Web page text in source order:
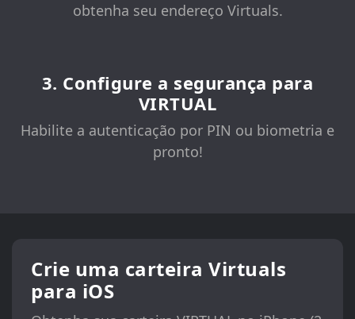
obtenha seu endereço Virtuals.
3. Configure a segurança para
VIRTUAL
Habilite a autenticação por PIN ou biometria e
pronto!
Crie uma carteira Virtuals
para iOS